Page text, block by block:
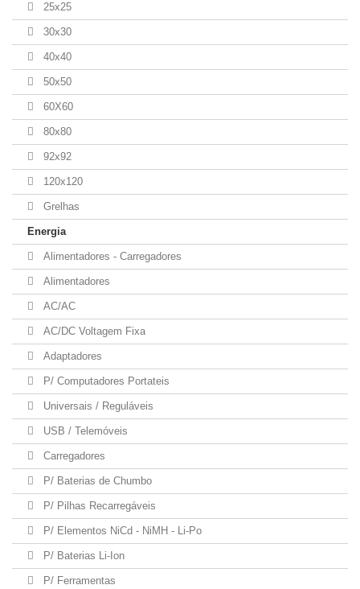
25x25
30x30
40x40
50x50
60X60
80x80
92x92
120x120
Grelhas
Energia
Alimentadores - Carregadores
Alimentadores
AC/AC
AC/DC Voltagem Fixa
Adaptadores
P/ Computadores Portateis
Universais / Reguláveis
USB / Telemóveis
Carregadores
P/ Baterias de Chumbo
P/ Pilhas Recarregáveis
P/ Elementos NiCd - NiMH - Li-Po
P/ Baterias Li-Ion
P/ Ferramentas